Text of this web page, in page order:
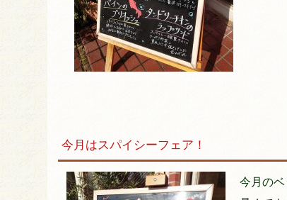
今月はスパイシーフェア！
今月の